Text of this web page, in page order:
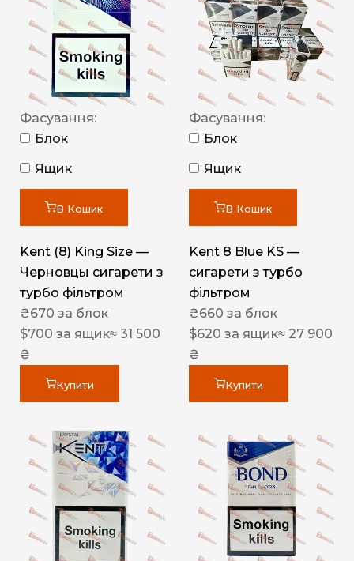
Фасування:
Блок
Ящик
В Кошик
Kent (8) King Size —
Черновцы сигарети з
турбо фільтром
₴670 за блок
$700 за ящик≈ 31 500
₴
Купити
Фасування:
Блок
Ящик
В Кошик
Kent 8 Blue KS —
сигарети з турбо
фільтром
₴660 за блок
$620 за ящик≈ 27 900
₴
Купити